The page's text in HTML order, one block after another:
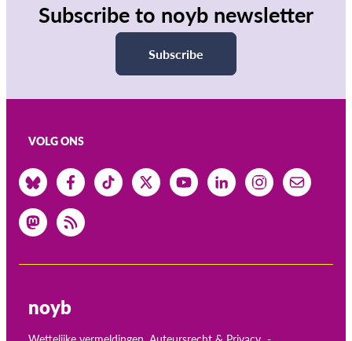
Subscribe to noyb newsletter
Subscribe
VOLG ONS
noyb